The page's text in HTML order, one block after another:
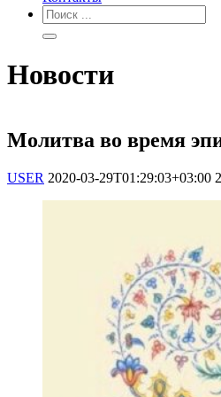
Новости
Молитва во время
USER 2020-03-29T01:29:03+03:00